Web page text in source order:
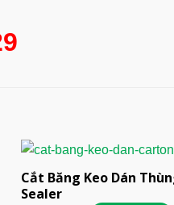
Cắt Băng Keo Dán
Sealer